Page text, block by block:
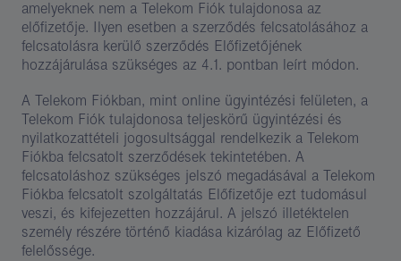
amelyeknek nem a Telekom Fiók tulajdonosa az
előfizetője. Ilyen esetben a szerződés felcsatolásához a
felcsatolásra kerülő szerződés Előfizetőjének
hozzájárulása szükséges az 4.1. pontban leírt módon.
A Telekom Fiókban, mint online ügyintézési felületen, a
Telekom Fiók tulajdonosa teljeskörű ügyintézési és
nyilatkozattételi jogosultsággal rendelkezik a Telekom
Fiókba felcsatolt szerződések tekintetében. A
felcsatoláshoz szükséges jelszó megadásával a Telekom
Fiókba felcsatolt szolgáltatás Előfizetője ezt tudomásul
veszi, és kifejezetten hozzájárul. A jelszó illetéktelen
személy részére történő kiadása kizárólag az Előfizető
felelőssége.